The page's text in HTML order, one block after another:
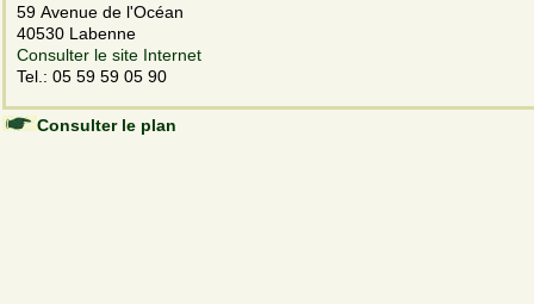
59 Avenue de l'Océan
40530 Labenne
Consulter le site Internet
Tel.: 05 59 59 05 90
Consulter le plan